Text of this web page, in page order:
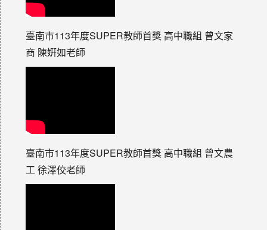
臺南市113年度SUPER教師首獎 高中職組 曾文家
商 陳姸如老師
臺南市113年度SUPER教師首獎 高中職組 曾文農
工 徐澤佼老師